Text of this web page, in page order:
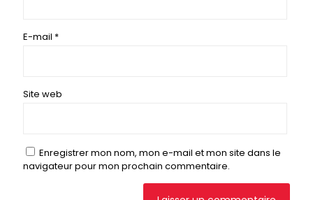
E-mail *
Site web
Enregistrer mon nom, mon e-mail et mon site dans le
navigateur pour mon prochain commentaire.